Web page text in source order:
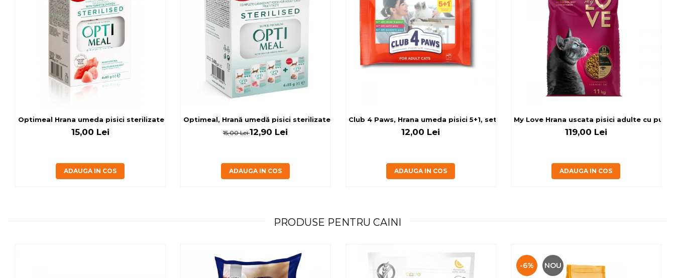
Optimeal Hrana umeda pisici sterilizate - curcan si pui in sos, set 3+1, 4*0,085kg
15,00 Lei
ADAUGA IN COS
Optimeal, Hrană umedă pisici sterilizate, diferite arome, (3+1), 0.34kg
15,00 Lei12,90 Lei
ADAUGA IN COS
Club 4 Paws, Hrana umeda pisici 5+1, set 6x80 g
12,00 Lei
ADAUGA IN COS
My Love Hrana uscata pisici adulte cu pui,
119,00 Lei
ADAUGA IN COS
PRODUSE PENTRU CAINI
-6% NOU